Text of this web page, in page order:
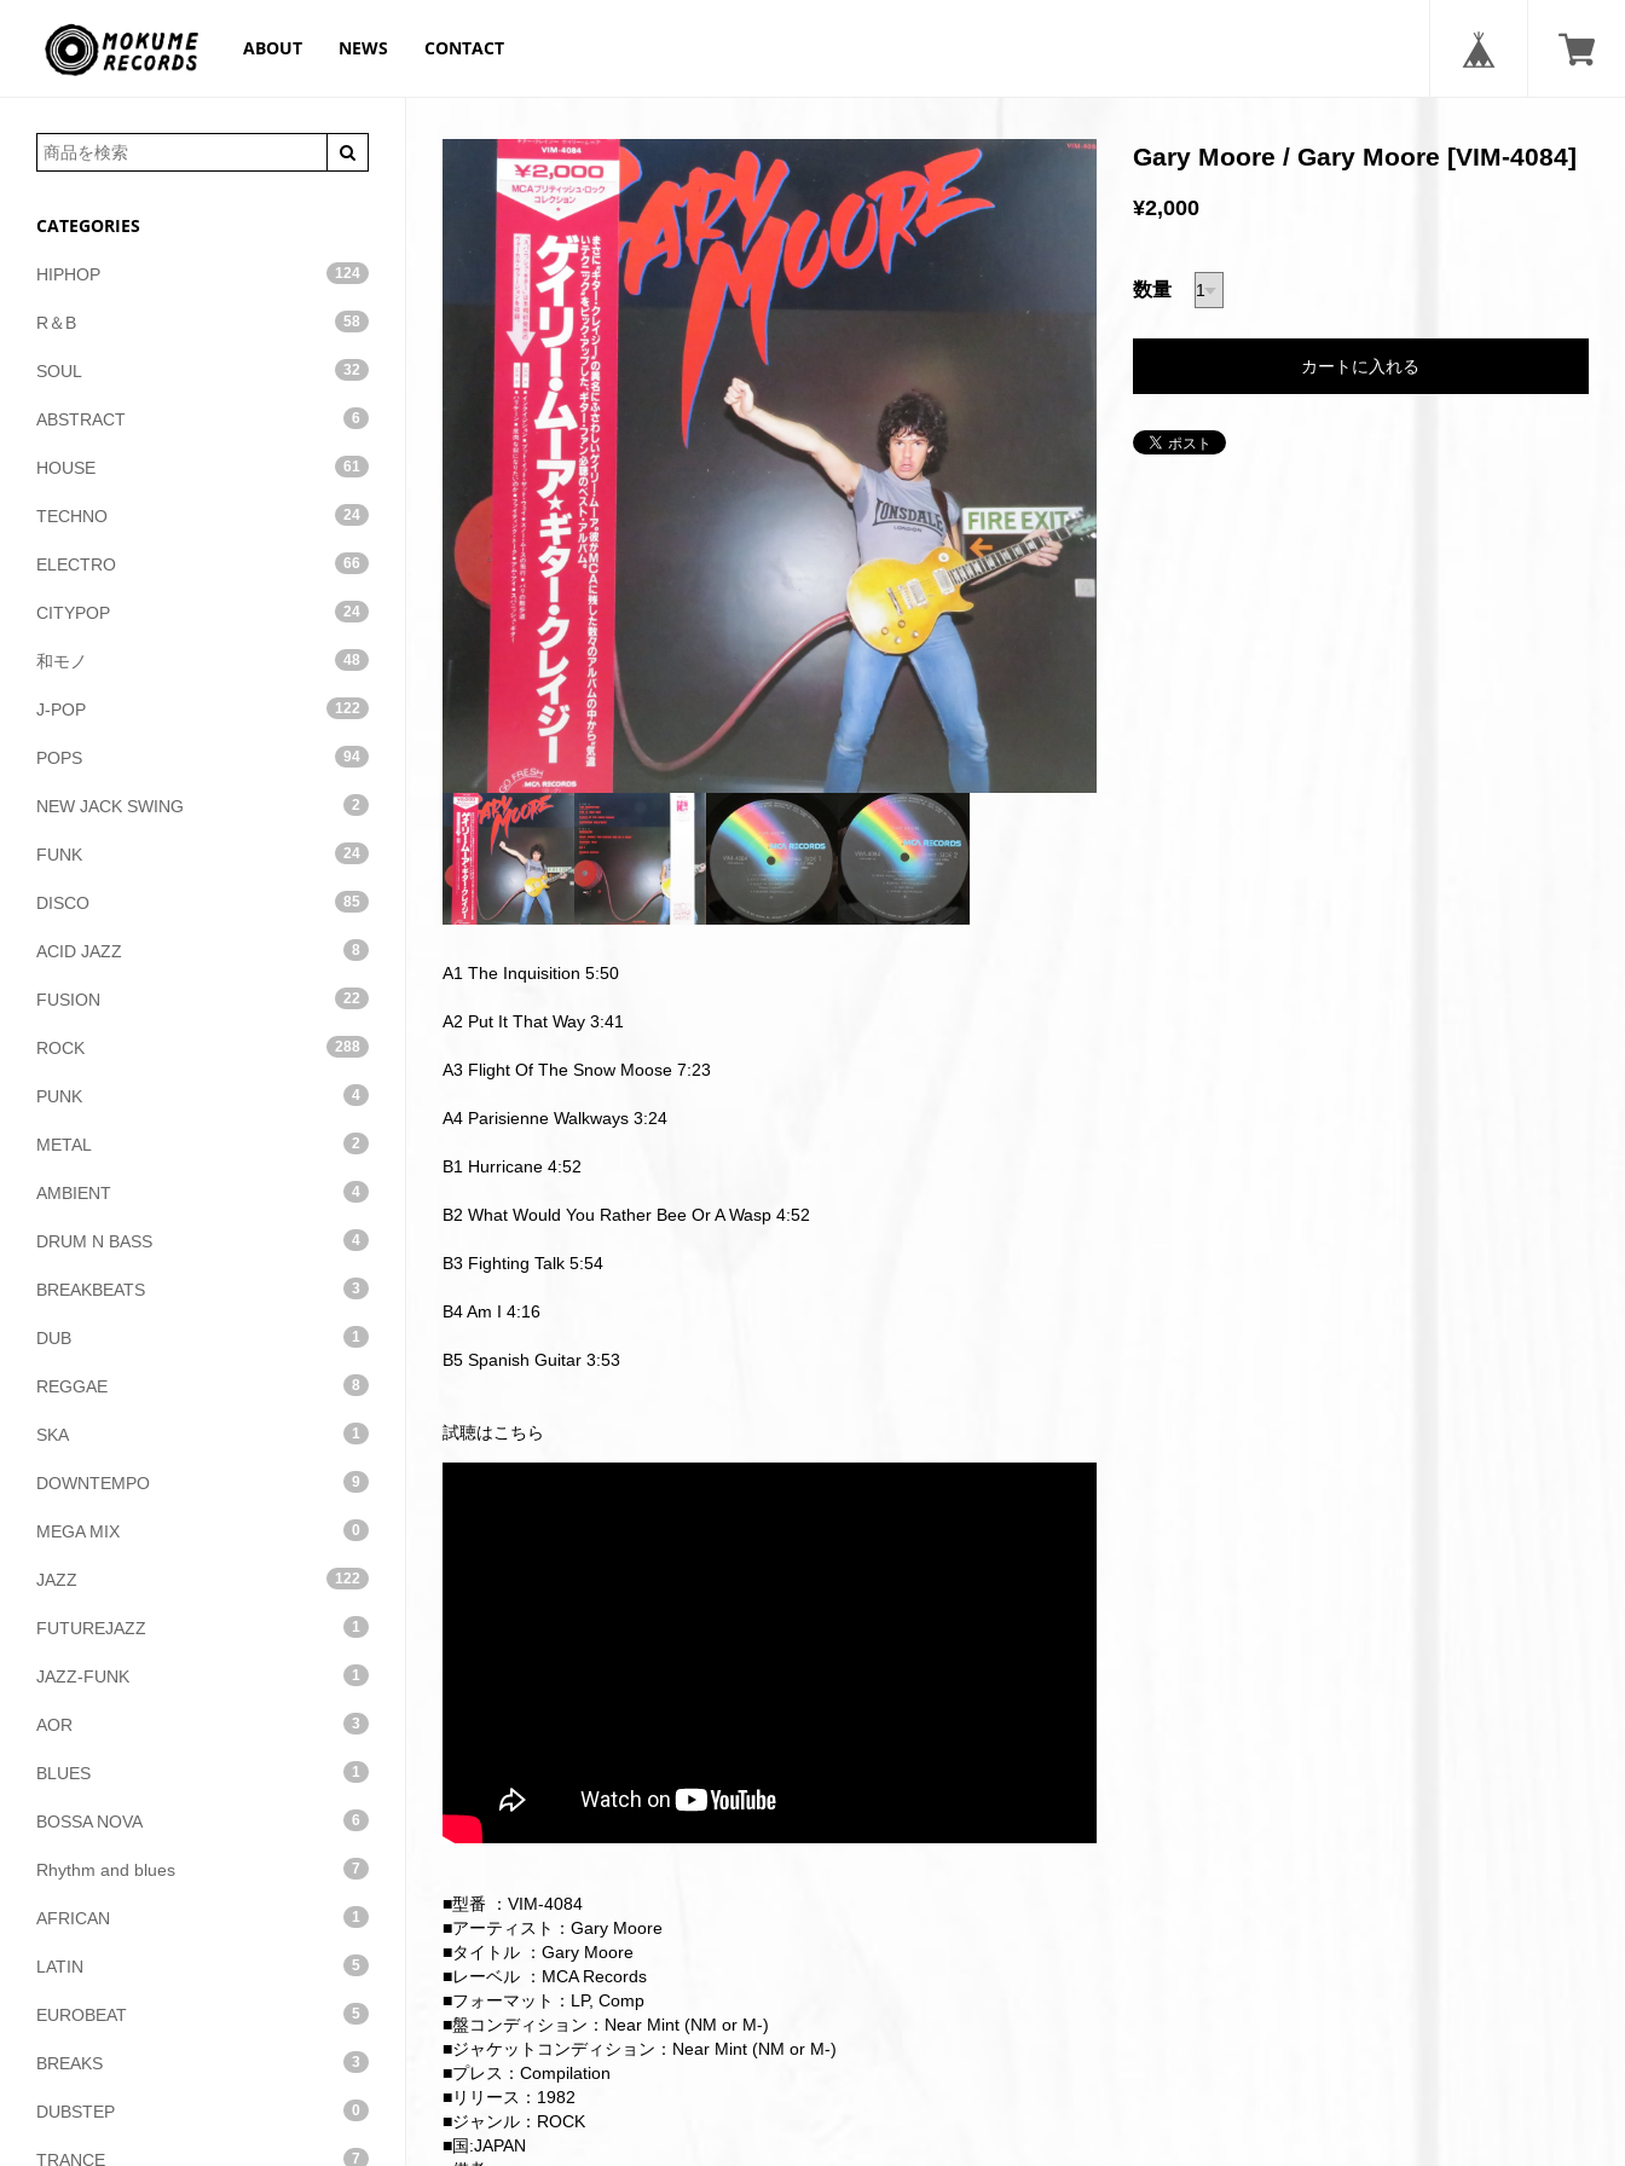
ABOUT NEWS CONTACT
CATEGORIES
HIPHOP 124
R＆B 58
SOUL 32
ABSTRACT 6
HOUSE 61
TECHNO 24
ELECTRO 66
CITYPOP 24
和モノ 48
J-POP 122
POPS 94
NEW JACK SWING 2
FUNK 24
DISCO 85
ACID JAZZ 8
FUSION 22
ROCK 288
PUNK 4
METAL 2
AMBIENT 4
DRUM N BASS 4
BREAKBEATS 3
DUB 1
REGGAE 8
SKA 1
DOWNTEMPO 9
MEGA MIX 0
JAZZ 122
FUTUREJAZZ 1
JAZZ-FUNK 1
AOR 3
BLUES 1
BOSSA NOVA 6
Rhythm and blues 7
AFRICAN 1
LATIN 5
EUROBEAT 5
BREAKS 3
DUBSTEP 0
TRANCE 7
Gary Moore / Gary Moore [VIM-4084]
¥2,000
数量
A1 The Inquisition 5:50
A2 Put It That Way 3:41
A3 Flight Of The Snow Moose 7:23
A4 Parisienne Walkways 3:24
B1 Hurricane 4:52
B2 What Would You Rather Bee Or A Wasp 4:52
B3 Fighting Talk 5:54
B4 Am I 4:16
B5 Spanish Guitar 3:53
試聴はこちら
■型番 ：VIM-4084
■アーティスト：Gary Moore
■タイトル ：Gary Moore
■レーベル ：MCA Records
■フォーマット：LP, Comp
■盤コンディション：Near Mint (NM or M-)
■ジャケットコンディション：Near Mint (NM or M-)
■プレス：Compilation
■リリース：1982
■ジャンル：ROCK
■国:JAPAN